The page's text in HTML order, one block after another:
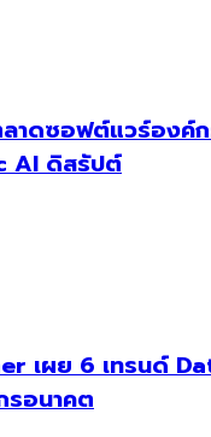
าดซอฟต์แวร์องค์
AI ดิสรัปต์
เผย 6 เทรนด์
อนาคต